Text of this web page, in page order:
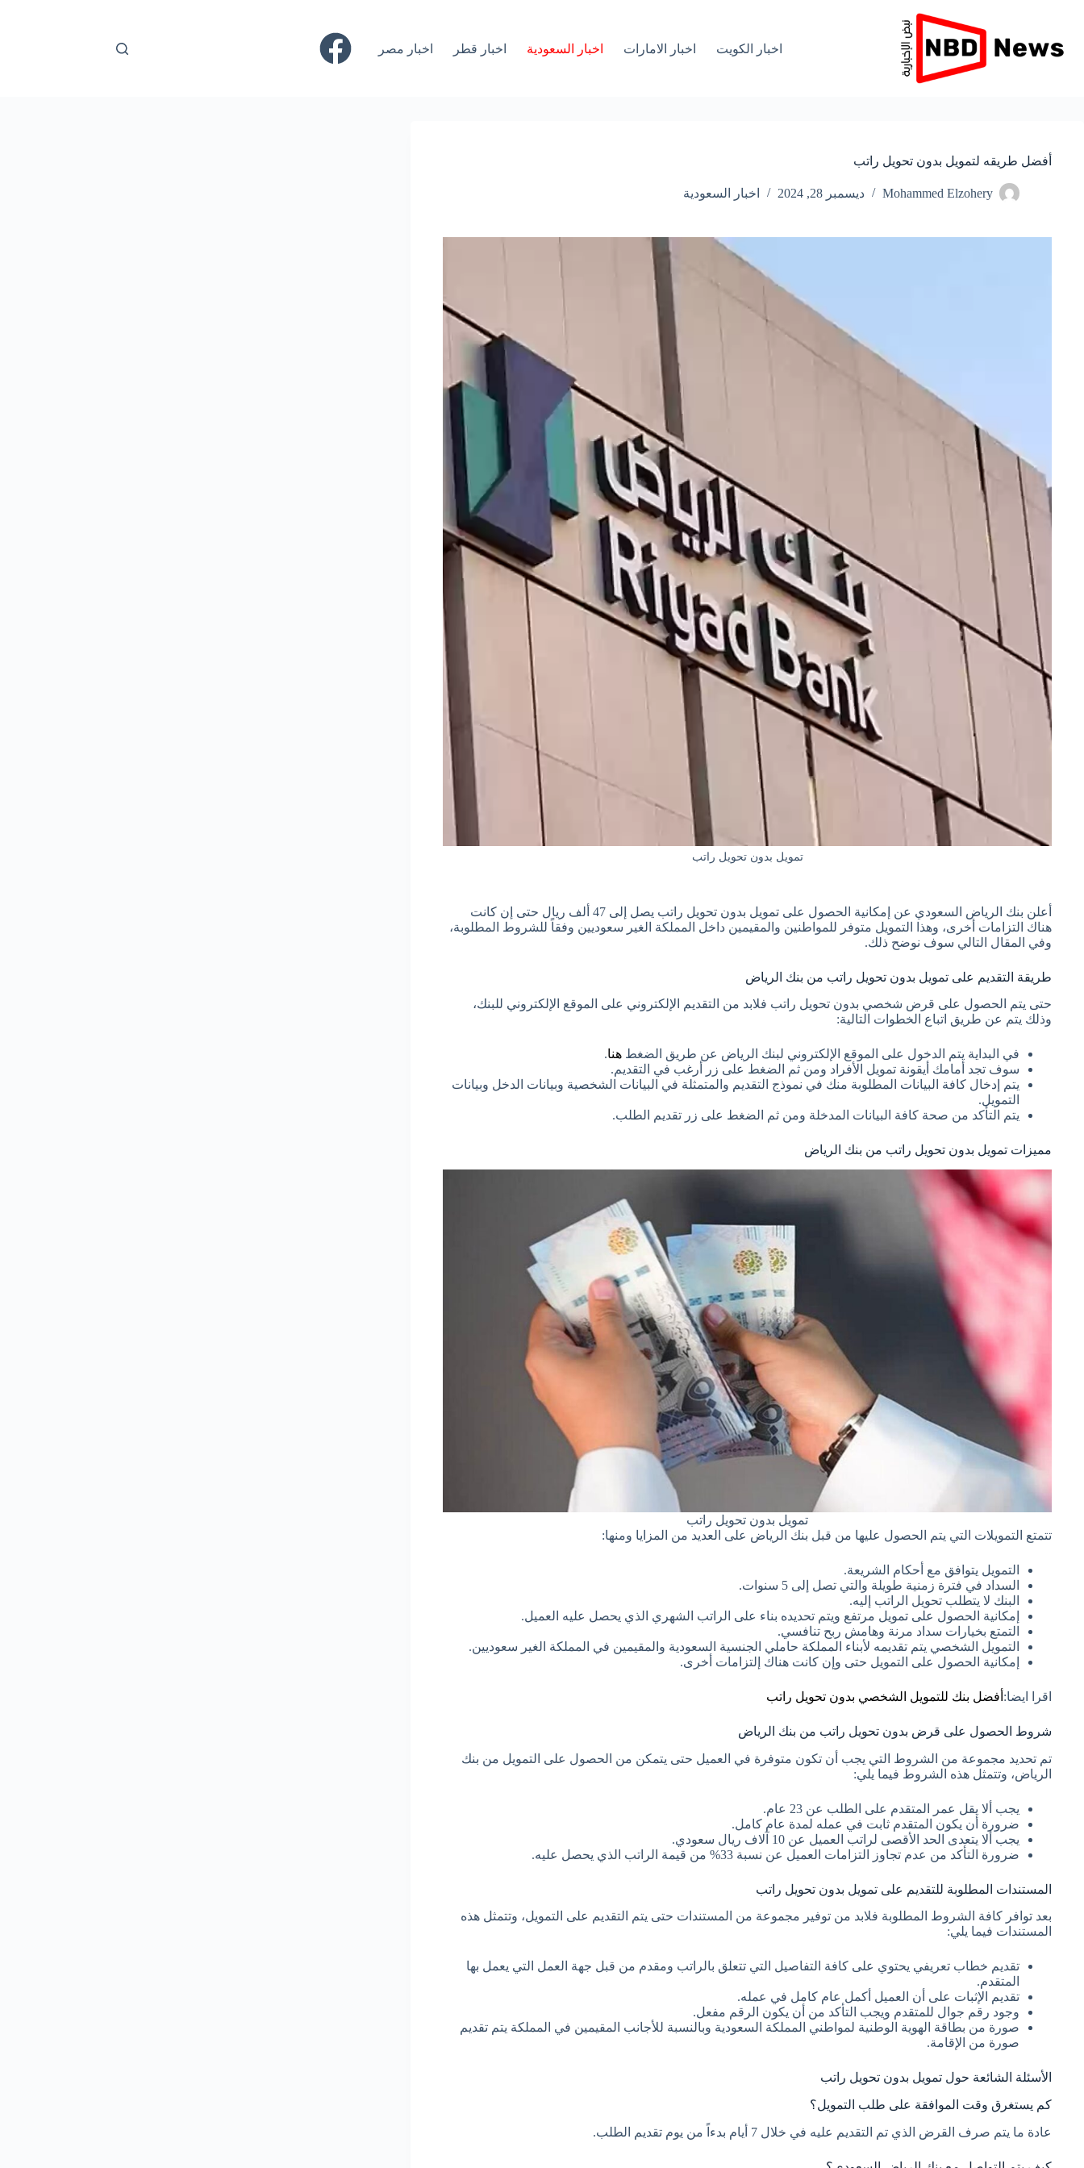
اخبار الكويت اخبار الامارات اخبار السعودية اخبار قطر اخبار مصر
أفضل طريقه لتمويل بدون تحويل راتب
Mohammed Elzohery ديسمبر 28, 2024 اخبار السعودية
تمويل بدون تحويل راتب
أعلن بنك الرياض السعودي عن إمكانية الحصول على تمويل بدون تحويل راتب يصل إلى 47 ألف ريال حتى إن كانت
هناك التزامات أخرى، وهذا التمويل متوفر للمواطنين والمقيمين داخل المملكة الغير سعوديين وفقاً للشروط المطلوبة،
وفي المقال التالي سوف نوضح ذلك.
طريقة التقديم على تمويل بدون تحويل راتب من بنك الرياض
حتى يتم الحصول على قرض شخصي بدون تحويل راتب فلابد من التقديم الإلكتروني على الموقع الإلكتروني للبنك،
وذلك يتم عن طريق اتباع الخطوات التالية:
في البداية يتم الدخول على الموقع الإلكتروني لبنك الرياض عن طريق الضغط هنا.
سوف تجد أمامك أيقونة تمويل الأفراد ومن ثم الضغط على زر أرغب في التقديم.
يتم إدخال كافة البيانات المطلوبة منك في نموذج التقديم والمتمثلة في البيانات الشخصية وبيانات الدخل وبيانات
التمويل.
يتم التأكد من صحة كافة البيانات المدخلة ومن ثم الضغط على زر تقديم الطلب.
مميزات تمويل بدون تحويل راتب من بنك الرياض
تمويل بدون تحويل راتب
تتمتع التمويلات التي يتم الحصول عليها من قبل بنك الرياض على العديد من المزايا ومنها:
التمويل يتوافق مع أحكام الشريعة.
السداد في فترة زمنية طويلة والتي تصل إلى 5 سنوات.
البنك لا يتطلب تحويل الراتب إليه.
إمكانية الحصول على تمويل مرتفع ويتم تحديده بناء على الراتب الشهري الذي يحصل عليه العميل.
التمتع بخيارات سداد مرنة وهامش ربح تنافسي.
التمويل الشخصي يتم تقديمه لأبناء المملكة حاملي الجنسية السعودية والمقيمين في المملكة الغير سعوديين.
إمكانية الحصول على التمويل حتى وإن كانت هناك إلتزامات أخرى.
اقرا ايضا: أفضل بنك للتمويل الشخصي بدون تحويل راتب
شروط الحصول على قرض بدون تحويل راتب من بنك الرياض
تم تحديد مجموعة من الشروط التي يجب أن تكون متوفرة في العميل حتى يتمكن من الحصول على التمويل من بنك
الرياض، وتتمثل هذه الشروط فيما يلي:
يجب ألا يقل عمر المتقدم على الطلب عن 23 عام.
ضرورة أن يكون المتقدم ثابت في عمله لمدة عام كامل.
يجب ألا يتعدى الحد الأقصى لراتب العميل عن 10 آلاف ريال سعودي.
ضرورة التأكد من عدم تجاوز التزامات العميل عن نسبة 33% من قيمة الراتب الذي يحصل عليه.
المستندات المطلوبة للتقديم على تمويل بدون تحويل راتب
بعد توافر كافة الشروط المطلوبة فلابد من توفير مجموعة من المستندات حتى يتم التقديم على التمويل، وتتمثل هذه
المستندات فيما يلي:
تقديم خطاب تعريفي يحتوي على كافة التفاصيل التي تتعلق بالراتب ومقدم من قبل جهة العمل التي يعمل بها
المتقدم.
تقديم الإثبات على أن العميل أكمل عام كامل في عمله.
وجود رقم جوال للمتقدم ويجب التأكد من أن يكون الرقم مفعل.
صورة من بطاقة الهوية الوطنية لمواطني المملكة السعودية وبالنسبة للأجانب المقيمين في المملكة يتم تقديم
صورة من الإقامة.
الأسئلة الشائعة حول تمويل بدون تحويل راتب
كم يستغرق وقت الموافقة على طلب التمويل؟
عادة ما يتم صرف القرض الذي تم التقديم عليه في خلال 7 أيام بدءاً من يوم تقديم الطلب.